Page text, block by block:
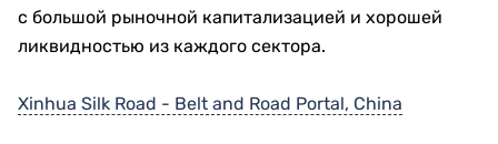
с большой рыночной капитализацией и хорошей
ликвидностью из каждого сектора.
Xinhua Silk Road - Belt and Road Portal, China